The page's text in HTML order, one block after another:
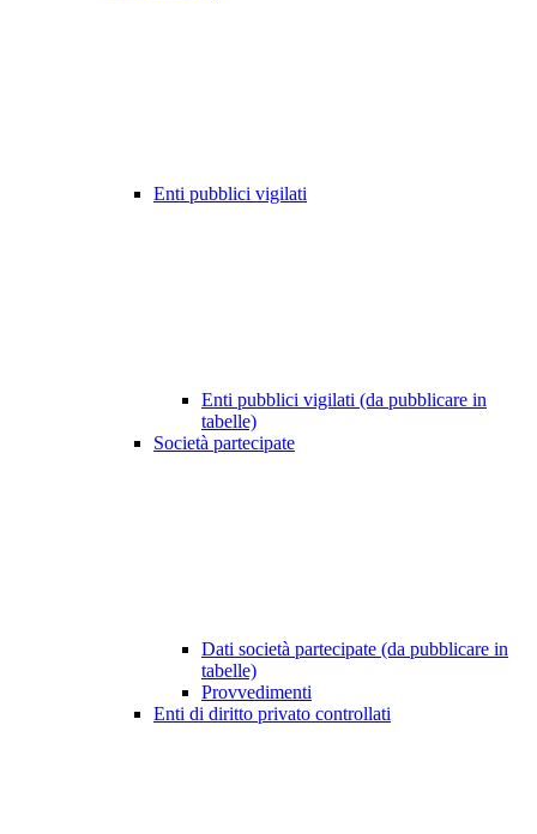
Enti pubblici vigilati
Enti pubblici vigilati (da pubblicare in
tabelle)
Società partecipate
Dati società partecipate (da pubblicare in
tabelle)
Provvedimenti
Enti di diritto privato controllati